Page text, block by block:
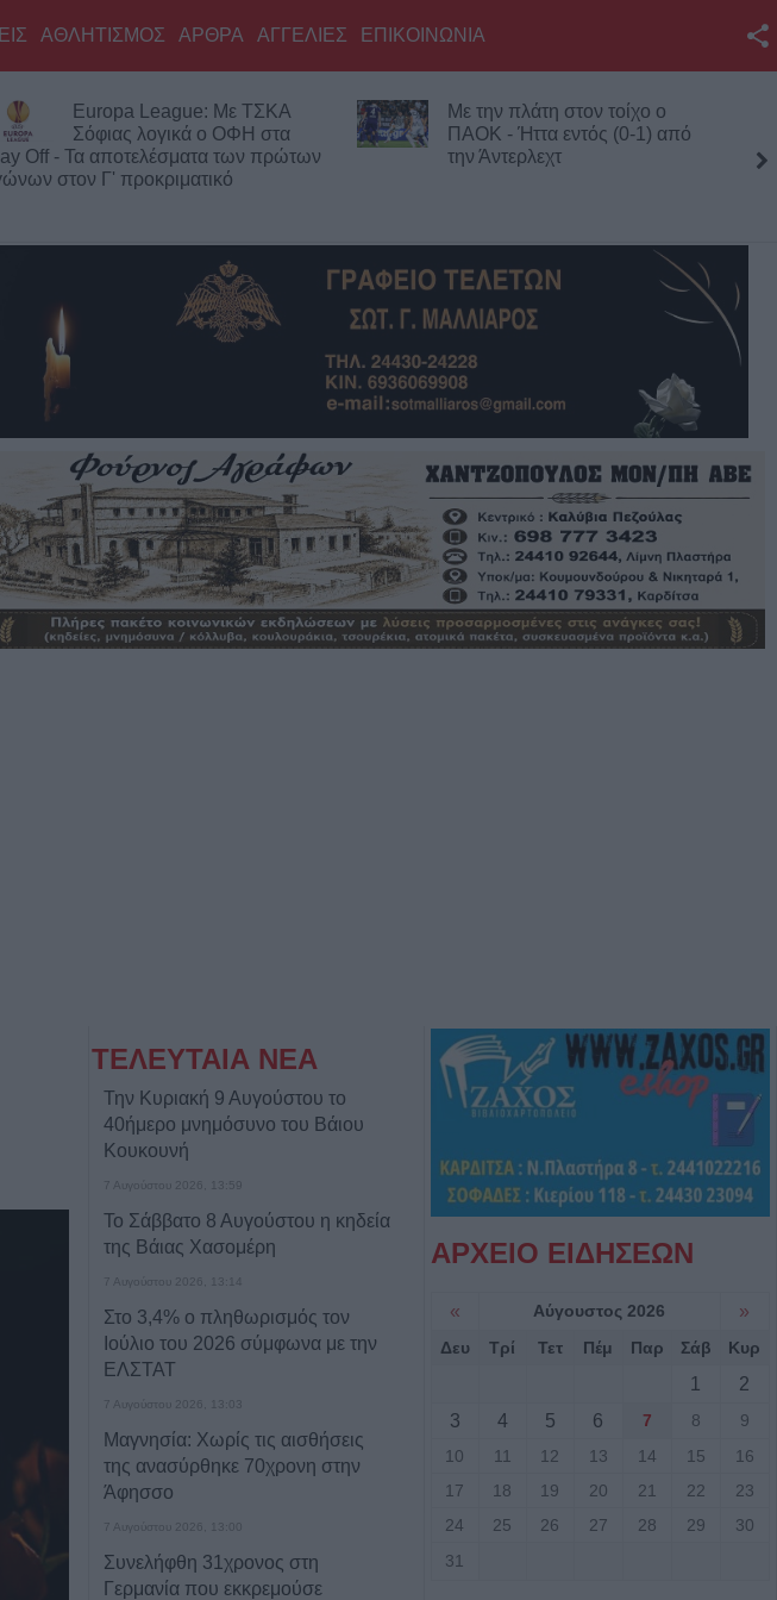
Twitter
Επικοινωνία με το
ΑΘΛΗΤΙΣΜΟΣ ΑΡΘΡΑ ΑΓΓΕΛΙΕΣ ΕΠΙΚΟΙΝΩΝΙΑ
Europa League: Με ΤΣΚΑ
Σόφιας λογικά ο ΟΦΗ στα
Off - Τα αποτελέσματα των πρώτων
στον Γ' προκριματικό
Με την πλάτη στον τοίχο ο
ΠΑΟΚ - Ήττα εντός (0-1) από
την Άντερλεχτ
ΤΕΛΕΥΤΑΙΑ ΝΕΑ
Την Κυριακή 9 Αυγούστου το
40ήμερο μνημόσυνο του Βάιου
Κουκουνή
7 Αυγούστου 2026, 13:59
Το Σάββατο 8 Αυγούστου η κηδεία
της Βάιας Χασομέρη
7 Αυγούστου 2026, 13:14
Στο 3,4% ο πληθωρισμός τον
Ιούλιο του 2026 σύμφωνα με την
ΕΛΣΤΑΤ
7 Αυγούστου 2026, 13:03
Μαγνησία: Χωρίς τις αισθήσεις
της ανασύρθηκε 70χρονη στην
Άφησσο
7 Αυγούστου 2026, 13:00
Συνελήφθη 31χρονος στη
Γερμανία που εκκρεμούσε
ΑΡΧΕΙΟ ΕΙΔΗΣΕΩΝ
« Αύγουστος 2026 »
Δευ Τρί Τετ Πέμ Παρ Σάβ Κυρ
1
2
3
4 5 6 7 8
9
10
11 12 13 14 15
16
17
18 19 20 21 22
23
24
25 26 27 28 29
30
31